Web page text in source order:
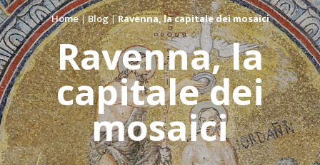
Home|Blog|Ravenna, la capitale dei mosaici
Ravenna, la
capitale dei
mosaici